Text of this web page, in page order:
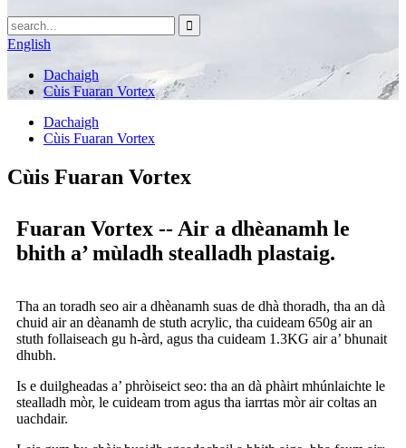
English
Dachaigh
Cùis Fuaran Vortex
Dachaigh
Cùis Fuaran Vortex
Cùis Fuaran Vortex
Fuaran Vortex -- Air a dhèanamh le
bhith a’ mùladh stealladh plastaig.
Tha an toradh seo air a dhèanamh suas de dhà thoradh, tha an dà
chuid air an dèanamh de stuth acrylic, tha cuideam 650g air an
stuth follaiseach gu h-àrd, agus tha cuideam 1.3KG air a’ bhunait
dhubh.
Is e duilgheadas a’ phròiseict seo: tha an dà phàirt mhúnlaichte le
stealladh mòr, le cuideam trom agus tha iarrtas mòr air coltas an
uachdair.